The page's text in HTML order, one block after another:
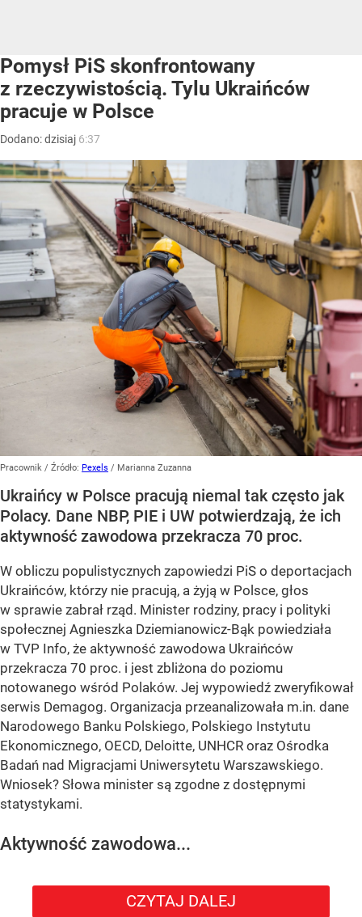
Pomysł PiS skonfrontowany
z rzeczywistością. Tylu Ukraińców
pracuje w Polsce
Dodano:dzisiaj 6:37
Pracownik / Źródło: Pexels / Marianna Zuzanna
Ukraińcy w Polsce pracują niemal tak często jak
Polacy. Dane NBP, PIE i UW potwierdzają, że ich
aktywność zawodowa przekracza 70 proc.
W obliczu populistycznych zapowiedzi PiS o deportacjach
Ukraińców, którzy nie pracują, a żyją w Polsce, głos
w sprawie zabrał rząd. Minister rodziny, pracy i polityki
społecznej Agnieszka Dziemianowicz-Bąk powiedziała
w TVP Info, że aktywność zawodowa Ukraińców
przekracza 70 proc. i jest zbliżona do poziomu
notowanego wśród Polaków. Jej wypowiedź zweryfikował
serwis Demagog. Organizacja przeanalizowała m.in. dane
Narodowego Banku Polskiego, Polskiego Instytutu
Ekonomicznego, OECD, Deloitte, UNHCR oraz Ośrodka
Badań nad Migracjami Uniwersytetu Warszawskiego.
Wniosek? Słowa minister są zgodne z dostępnymi
statystykami.
Aktywność zawodowa...
CZYTAJ DALEJ